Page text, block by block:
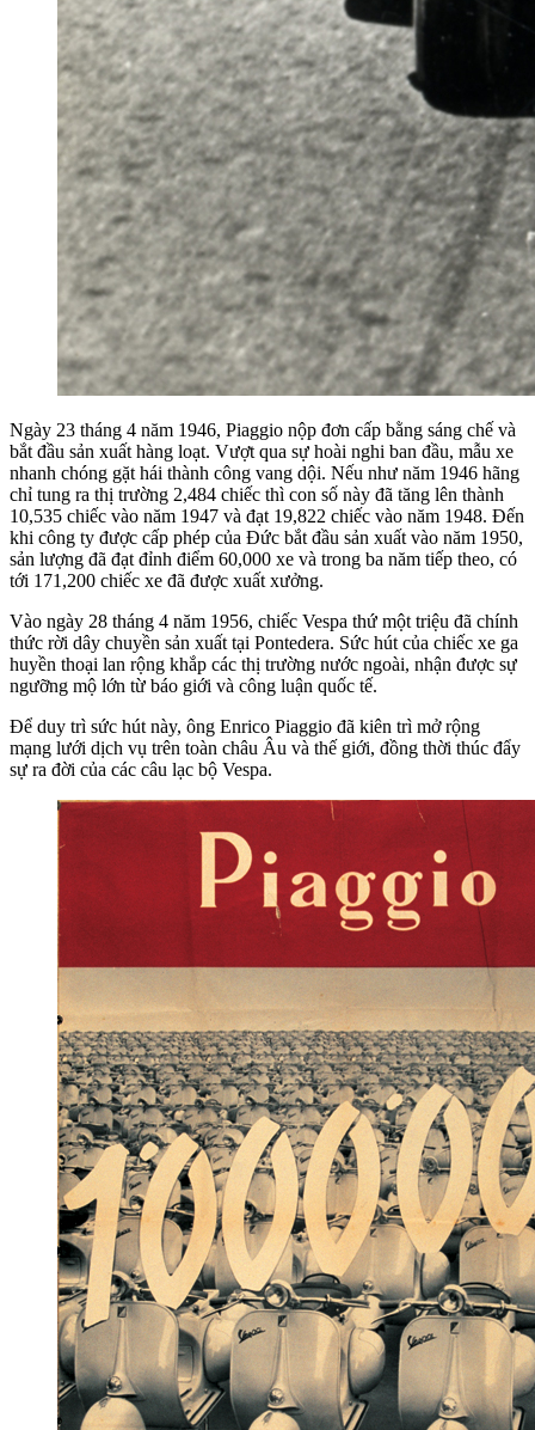
Ngày 23 tháng 4 năm 1946, Piaggio nộp đơn cấp bằng sáng chế và
bắt đầu sản xuất hàng loạt. Vượt qua sự hoài nghi ban đầu, mẫu xe
nhanh chóng gặt hái thành công vang dội. Nếu như năm 1946 hãng
chỉ tung ra thị trường 2,484 chiếc thì con số này đã tăng lên thành
10,535 chiếc vào năm 1947 và đạt 19,822 chiếc vào năm 1948. Đến
khi công ty được cấp phép của Đức bắt đầu sản xuất vào năm 1950,
sản lượng đã đạt đỉnh điểm 60,000 xe và trong ba năm tiếp theo, có
tới 171,200 chiếc xe đã được xuất xưởng.
Vào ngày 28 tháng 4 năm 1956, chiếc Vespa thứ một triệu đã chính
thức rời dây chuyền sản xuất tại Pontedera. Sức hút của chiếc xe ga
huyền thoại lan rộng khắp các thị trường nước ngoài, nhận được sự
ngưỡng mộ lớn từ báo giới và công luận quốc tế.
Để duy trì sức hút này, ông Enrico Piaggio đã kiên trì mở rộng
mạng lưới dịch vụ trên toàn châu Âu và thế giới, đồng thời thúc đẩy
sự ra đời của các câu lạc bộ Vespa.